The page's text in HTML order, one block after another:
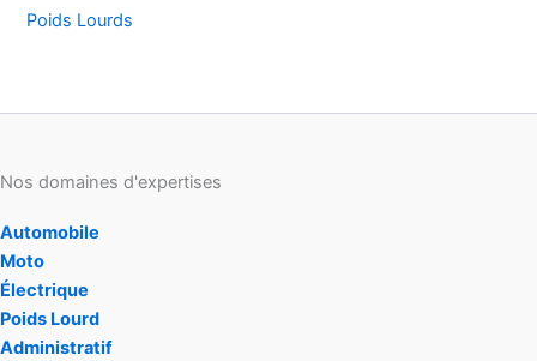
Poids Lourds
Nos domaines d'expertises
Automobile
Moto
Électrique
Poids Lourd
Administratif